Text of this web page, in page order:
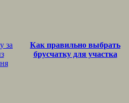
за
Как правильно выбрать
брусчатку для участка